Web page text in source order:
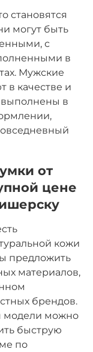
становятся
могут быть
с
в
Мужские
в качестве и
в
от
цене
кожи
предложить
материалов,
брендов.
модели можно
быструю
по